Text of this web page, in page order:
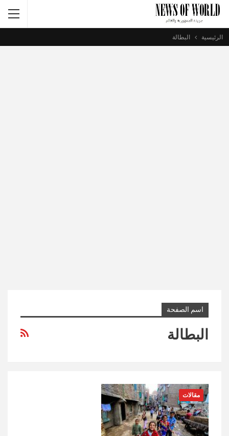
الرئيسية البطالة
اسم الصفحة
البطالة
مقالات